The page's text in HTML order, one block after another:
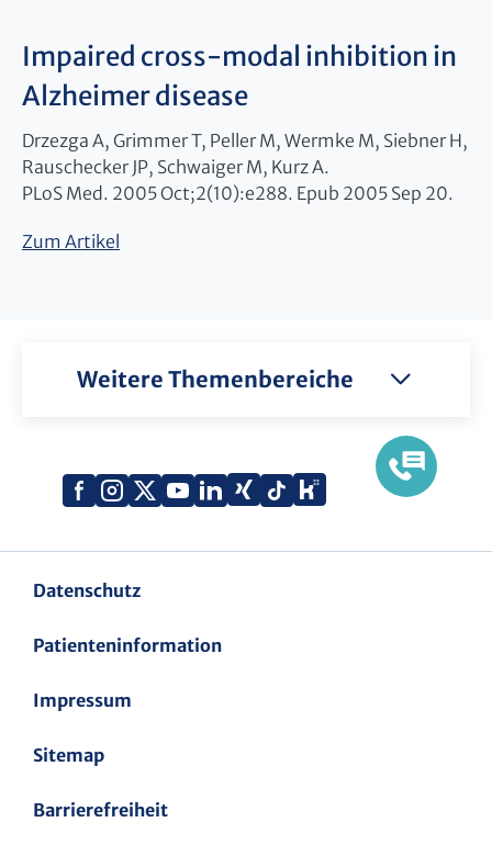
Impaired cross-modal inhibition in
Alzheimer disease
Drzezga A, Grimmer T, Peller M, Wermke M, Siebner H,
Rauschecker JP, Schwaiger M, Kurz A.
PLoS Med. 2005 Oct;2(10):e288. Epub 2005 Sep 20.
Zum Artikel
Weitere Themenbereiche
Facebook
Instagram
X
YouTube
LinkedIn
Xing TiktokKununu
Datenschutz
Patienteninformation
Impressum
Sitemap
Barrierefreiheit